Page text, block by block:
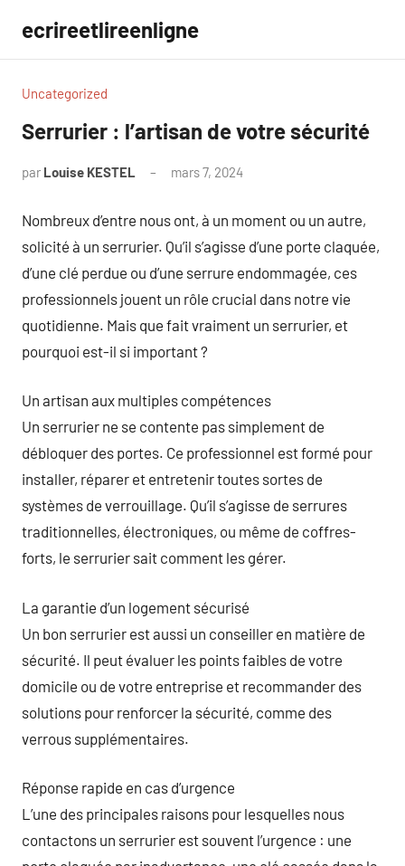
contenu
ecrireetlireenligne
Uncategorized
Serrurier : l’artisan de votre sécurité
par Louise KESTEL mars 7, 2024
Nombreux d’entre nous ont, à un moment ou un autre,
solicité à un serrurier. Qu’il s’agisse d’une porte claquée,
d’une clé perdue ou d’une serrure endommagée, ces
professionnels jouent un rôle crucial dans notre vie
quotidienne. Mais que fait vraiment un serrurier, et
pourquoi est-il si important ?
Un artisan aux multiples compétences
Un serrurier ne se contente pas simplement de
débloquer des portes. Ce professionnel est formé pour
installer, réparer et entretenir toutes sortes de
systèmes de verrouillage. Qu’il s’agisse de serrures
traditionnelles, électroniques, ou même de coffres-
forts, le serrurier sait comment les gérer.
La garantie d’un logement sécurisé
Un bon serrurier est aussi un conseiller en matière de
sécurité. Il peut évaluer les points faibles de votre
domicile ou de votre entreprise et recommander des
solutions pour renforcer la sécurité, comme des
verrous supplémentaires.
Réponse rapide en cas d’urgence
L’une des principales raisons pour lesquelles nous
contactons un serrurier est souvent l’urgence : une